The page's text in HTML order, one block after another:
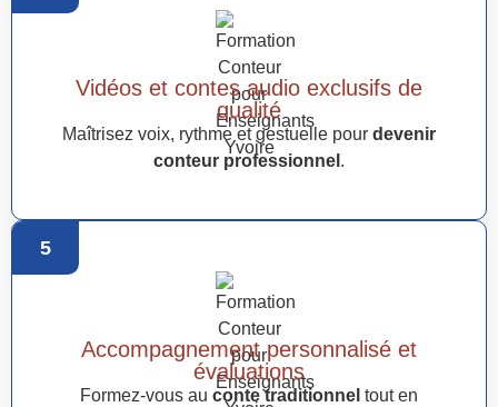
Vidéos et contes audio exclusifs de
qualité
Maîtrisez voix, rythme et gestuelle pour devenir
conteur professionnel .
5
Accompagnement personnalisé et
évaluations
Formez-vous au conte traditionnel tout en